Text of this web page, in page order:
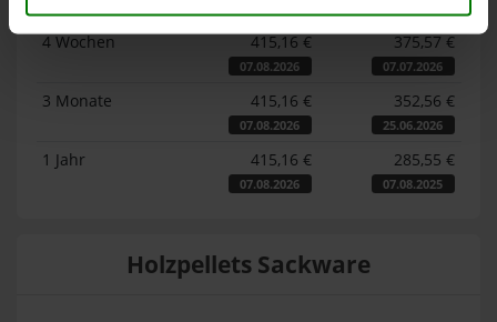
4 Wochen
415,16 €
07.08.2026
375,57 €
07.07.2026
3 Monate 415,16 €
07.08.2026
352,56 €
25.06.2026
1 Jahr 415,16 €
07.08.2026
285,55 €
07.08.2025
Holzpellets Sackware